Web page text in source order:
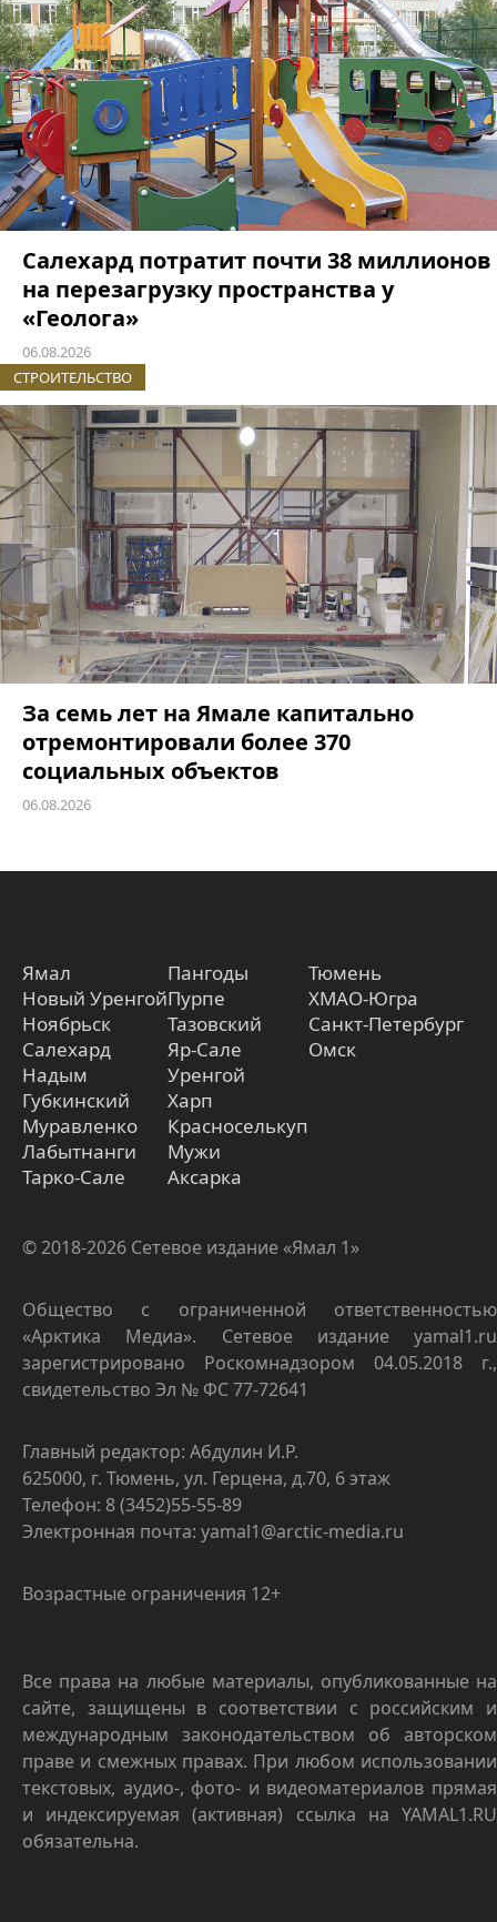
Салехард потратит почти 38 миллионов
на перезагрузку пространства у
«Геолога»
06.08.2026
СТРОИТЕЛЬСТВО
За семь лет на Ямале капитально
отремонтировали более 370
социальных объектов
06.08.2026
Ямал
Новый Уренгой
Ноябрьск
Салехард
Надым
Губкинский
Муравленко
Лабытнанги
Тарко-Сале
Пангоды
Пурпе
Тазовский
Яр-Сале
Уренгой
Харп
Красноселькуп
Мужи
Аксарка
Тюмень
ХМАО-Югра
Санкт-Петербург
Омск
© 2018-2026 Сетевое издание «Ямал 1»
Общество с ограниченной ответственностью
«Арктика Медиа». Сетевое издание yamal1.ru
зарегистрировано Роскомнадзором 04.05.2018 г.,
свидетельство Эл № ФС 77-72641
Главный редактор: Абдулин И.Р.
625000, г. Тюмень, ул. Герцена, д.70, 6 этаж
Телефон: 8 (3452)55-55-89
Электронная почта: yamal1@arctic-media.ru
Возрастные ограничения 12+
Все права на любые материалы, опубликованные на
сайте, защищены в соответствии с российским и
международным законодательством об авторском
праве и смежных правах. При любом использовании
текстовых, аудио-, фото- и видеоматериалов прямая
и индексируемая (активная) ссылка на YAMAL1.RU
обязательна.